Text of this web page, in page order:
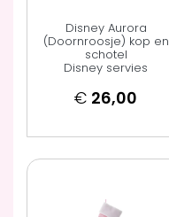
Disney Aurora
(Doornroosje) kop en
schotel
Disney servies
€ 26,00